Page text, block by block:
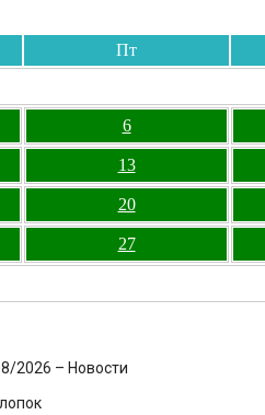
Пт
6
13
20
27
2026 – Новости